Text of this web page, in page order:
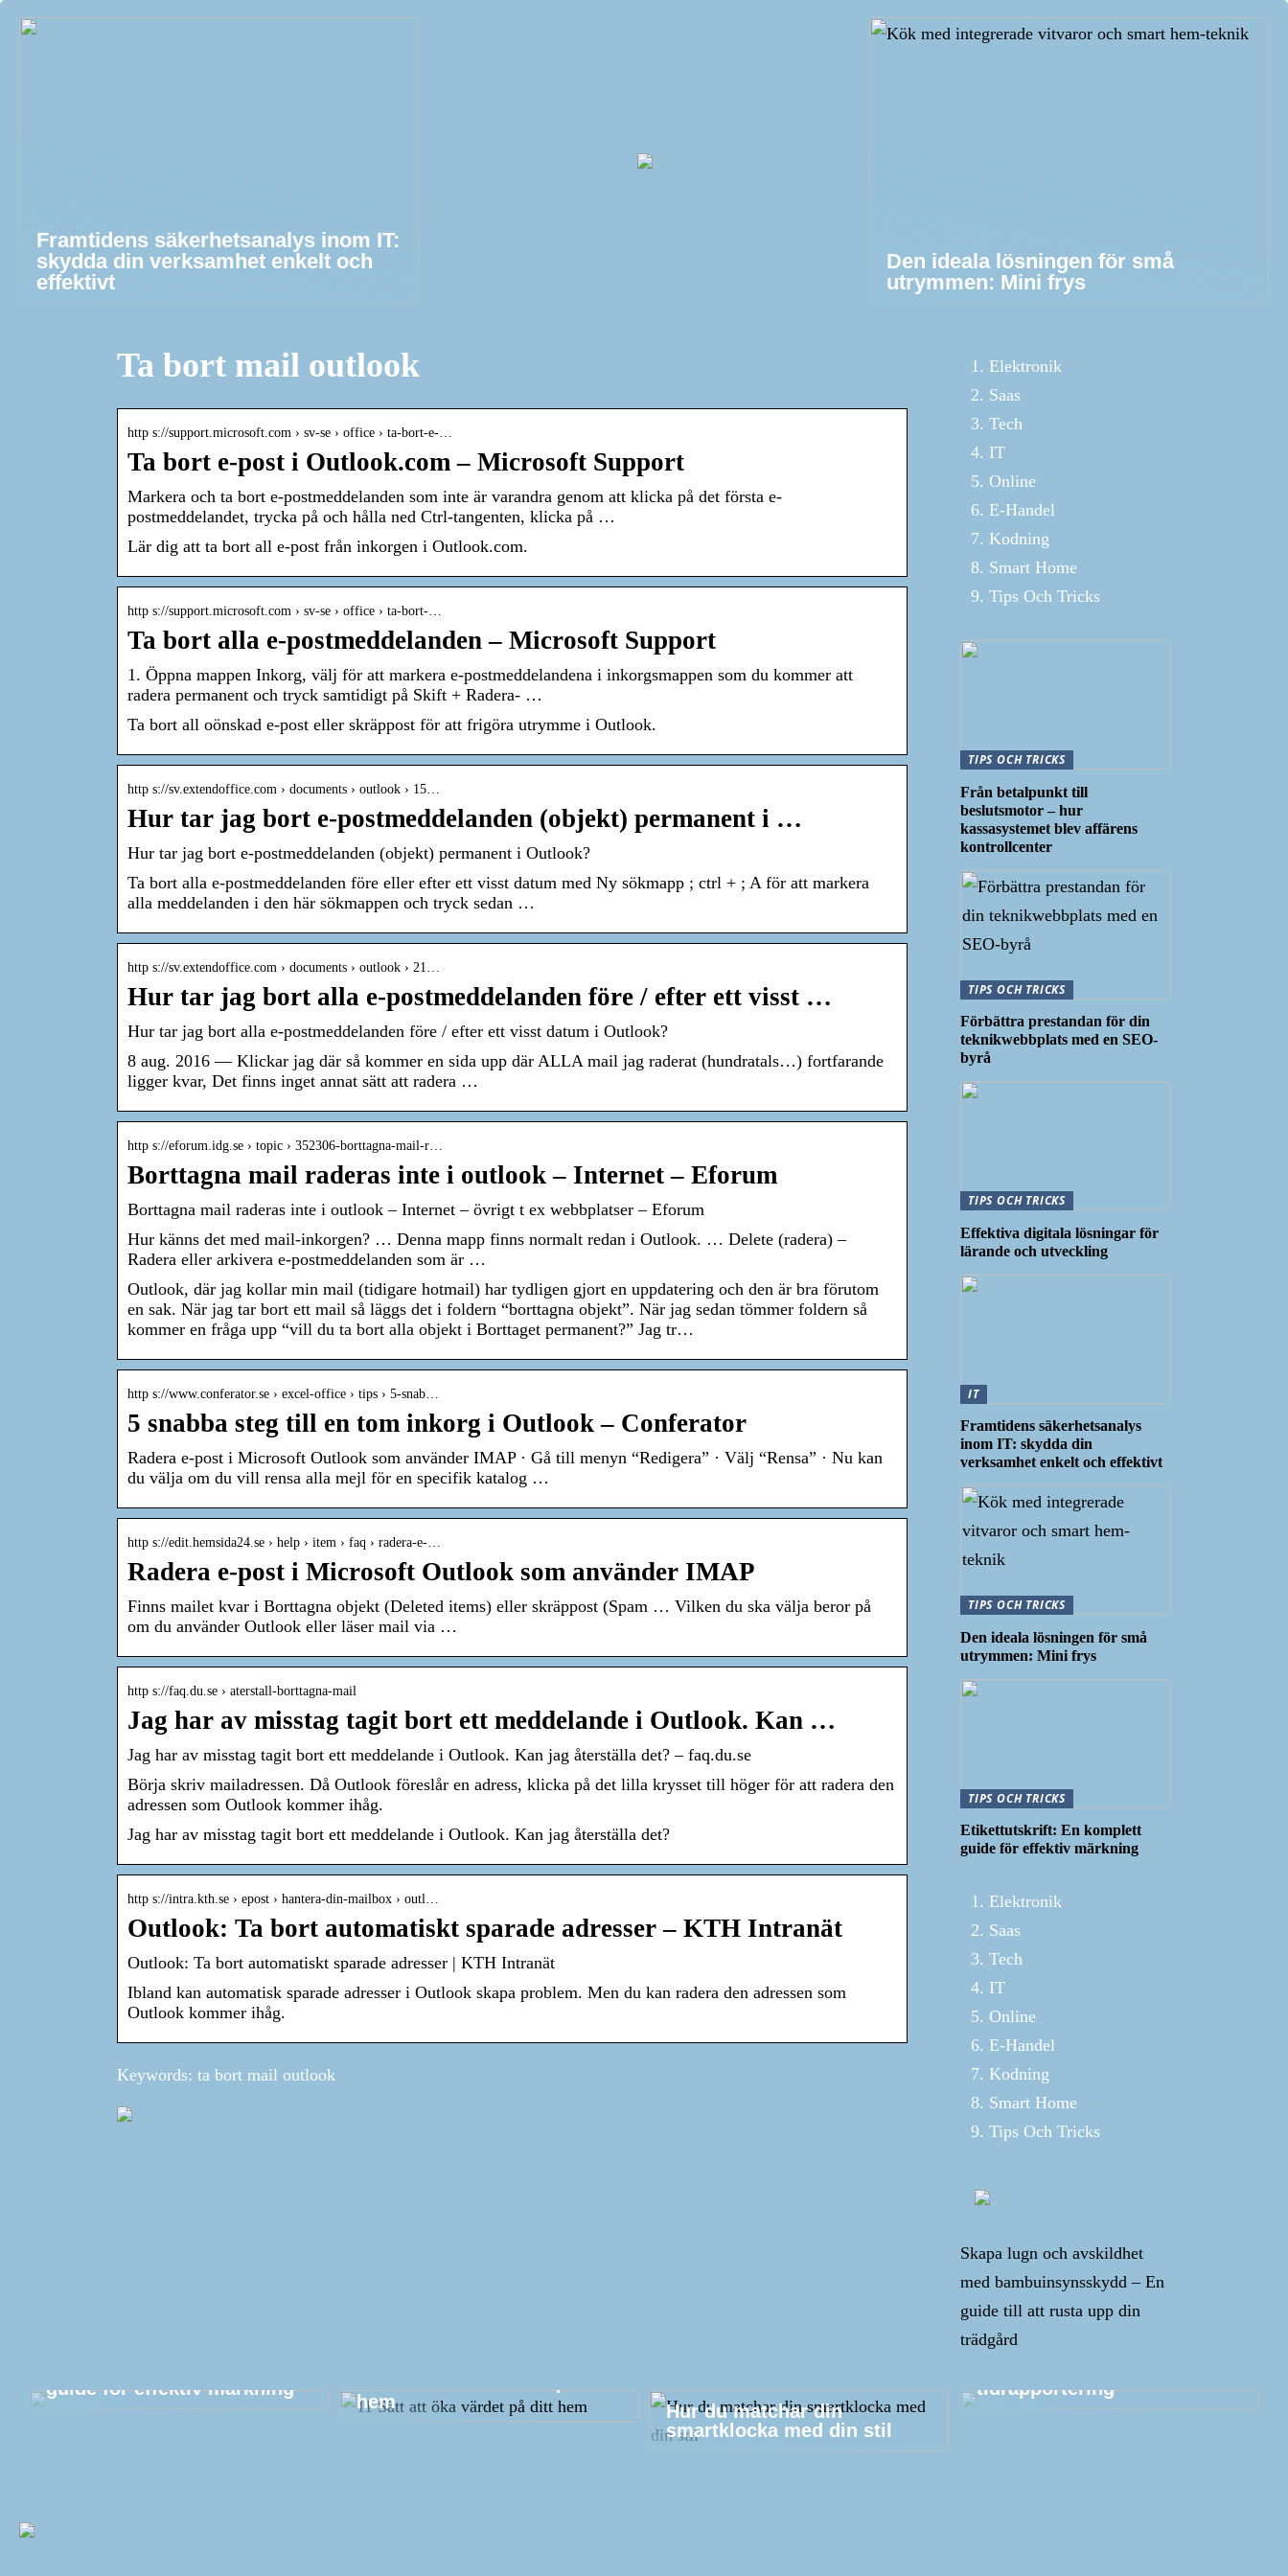
Framtidens säkerhetsanalys inom IT:
skydda din verksamhet enkelt och
effektivt
Den ideala lösningen för små
utrymmen: Mini frys
Ta bort mail outlook
http s://support.microsoft.com › sv-se › office › ta-bort-e-…
Ta bort e-post i Outlook.com – Microsoft Support
Markera och ta bort e-postmeddelanden som inte är varandra genom att klicka på det första e-
postmeddelandet, trycka på och hålla ned Ctrl-tangenten, klicka på …
Lär dig att ta bort all e-post från inkorgen i Outlook.com.
http s://support.microsoft.com › sv-se › office › ta-bort-…
Ta bort alla e-postmeddelanden – Microsoft Support
1. Öppna mappen Inkorg, välj för att markera e-postmeddelandena i inkorgsmappen som du kommer att
radera permanent och tryck samtidigt på Skift + Radera- …
Ta bort all oönskad e-post eller skräppost för att frigöra utrymme i Outlook.
http s://sv.extendoffice.com › documents › outlook › 15…
Hur tar jag bort e-postmeddelanden (objekt) permanent i …
Hur tar jag bort e-postmeddelanden (objekt) permanent i Outlook?
Ta bort alla e-postmeddelanden före eller efter ett visst datum med Ny sökmapp ; ctrl + ; A för att markera
alla meddelanden i den här sökmappen och tryck sedan …
http s://sv.extendoffice.com › documents › outlook › 21…
Hur tar jag bort alla e-postmeddelanden före / efter ett visst …
Hur tar jag bort alla e-postmeddelanden före / efter ett visst datum i Outlook?
8 aug. 2016 — Klickar jag där så kommer en sida upp där ALLA mail jag raderat (hundratals…) fortfarande
ligger kvar, Det finns inget annat sätt att radera …
http s://eforum.idg.se › topic › 352306-borttagna-mail-r…
Borttagna mail raderas inte i outlook – Internet – Eforum
Borttagna mail raderas inte i outlook – Internet – övrigt t ex webbplatser – Eforum
Hur känns det med mail-inkorgen? … Denna mapp finns normalt redan i Outlook. … Delete (radera) –
Radera eller arkivera e-postmeddelanden som är …
Outlook, där jag kollar min mail (tidigare hotmail) har tydligen gjort en uppdatering och den är bra förutom
en sak. När jag tar bort ett mail så läggs det i foldern “borttagna objekt”. När jag sedan tömmer foldern så
kommer en fråga upp “vill du ta bort alla objekt i Borttaget permanent?” Jag tr…
http s://www.conferator.se › excel-office › tips › 5-snab…
5 snabba steg till en tom inkorg i Outlook – Conferator
Radera e-post i Microsoft Outlook som använder IMAP · Gå till menyn “Redigera” · Välj “Rensa” · Nu kan
du välja om du vill rensa alla mejl för en specifik katalog …
http s://edit.hemsida24.se › help › item › faq › radera-e-…
Radera e-post i Microsoft Outlook som använder IMAP
Finns mailet kvar i Borttagna objekt (Deleted items) eller skräppost (Spam … Vilken du ska välja beror på
om du använder Outlook eller läser mail via …
http s://faq.du.se › aterstall-borttagna-mail
Jag har av misstag tagit bort ett meddelande i Outlook. Kan …
Jag har av misstag tagit bort ett meddelande i Outlook. Kan jag återställa det? – faq.du.se
Börja skriv mailadressen. Då Outlook föreslår en adress, klicka på det lilla krysset till höger för att radera den
adressen som Outlook kommer ihåg.
Jag har av misstag tagit bort ett meddelande i Outlook. Kan jag återställa det?
http s://intra.kth.se › epost › hantera-din-mailbox › outl…
Outlook: Ta bort automatiskt sparade adresser – KTH Intranät
Outlook: Ta bort automatiskt sparade adresser | KTH Intranät
Ibland kan automatisk sparade adresser i Outlook skapa problem. Men du kan radera den adressen som
Outlook kommer ihåg.
Keywords: ta bort mail outlook
Elektronik
Saas
Tech
IT
Online
E-Handel
Kodning
Smart Home
Tips Och Tricks
TIPS OCH TRICKS
Från betalpunkt till
beslutsmotor – hur
kassasystemet blev affärens
kontrollcenter
TIPS OCH TRICKS
Förbättra prestandan för din
teknikwebbplats med en SEO-
byrå
TIPS OCH TRICKS
Effektiva digitala lösningar för
lärande och utveckling
IT
Framtidens säkerhetsanalys
inom IT: skydda din
verksamhet enkelt och effektivt
TIPS OCH TRICKS
Den ideala lösningen för små
utrymmen: Mini frys
TIPS OCH TRICKS
Etikettutskrift: En komplett
guide för effektiv märkning
Elektronik
Saas
Tech
IT
Online
E-Handel
Kodning
Smart Home
Tips Och Tricks
Skapa lugn och avskildhet
med bambuinsynsskydd – En
guide till att rusta upp din
trädgård
guide för effektiv märkning
hem
Hur du matchar din
smartklocka med din stil
tidrapportering